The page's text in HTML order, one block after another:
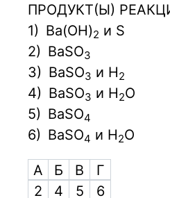
ПРОДУКТ(Ы)
1) Ba(OH)2 и S
2) BaSO3
3) BaSO3 и Н2
4) BaSO3 и Н2О
5) BaSO4
6) BaSO4 и Н2О
А Б В
Г
2
4 5 6